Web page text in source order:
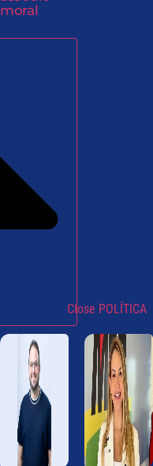
moral
Close POLÍTICA